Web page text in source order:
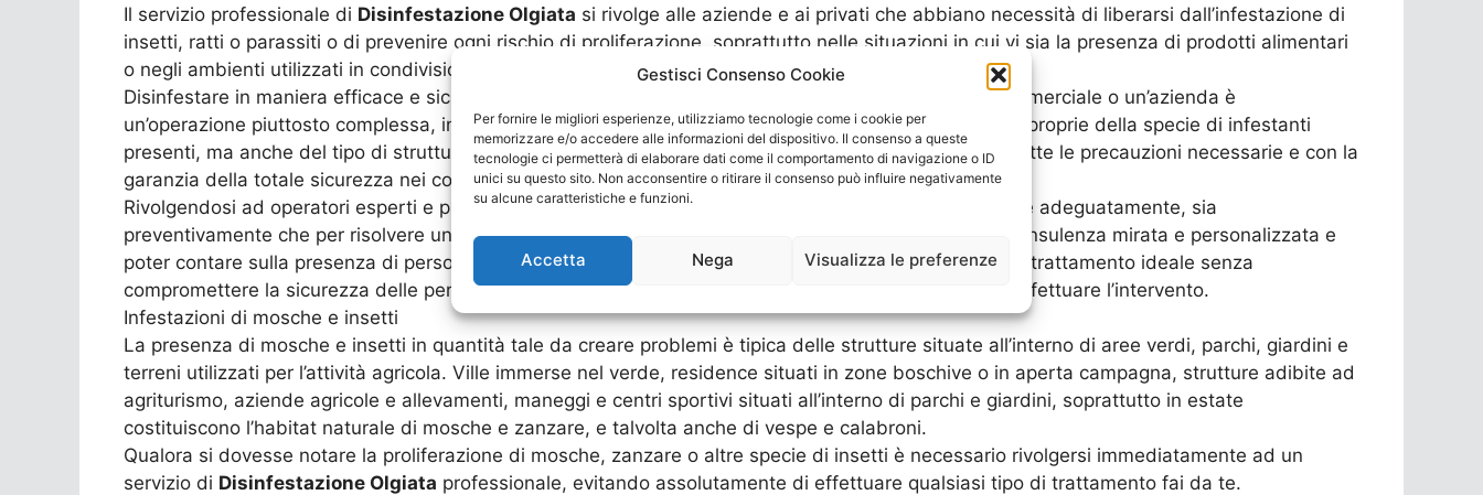
Gestisci Consenso Cookie
Per fornire le migliori esperienze, utilizziamo tecnologie come i cookie per
memorizzare e/o accedere alle informazioni del dispositivo. Il consenso a queste
tecnologie ci permetterà di elaborare dati come il comportamento di navigazione o ID
unici su questo sito. Non acconsentire o ritirare il consenso può influire negativamente
su alcune caratteristiche e funzioni.
Accetta Nega Visualizza le preferenze
Il servizio professionale di Disinfestazione Olgiata si rivolge alle aziende e ai privati che abbiano necessità di liberarsi dall’infestazione di
insetti, ratti o parassiti o di prevenire ogni rischio di proliferazione, soprattutto nelle situazioni in cui vi sia la presenza di prodotti alimentari
o negli ambienti utilizzati in condivisione da più persone.
Disinfestare in maniera efficace e sicura un ambiente residenziale, un luogo pubblico, uno spazio commerciale o un’azienda è
un’operazione piuttosto complessa, in quanto è necessario tenere conto non solo delle caratteristiche proprie della specie di infestanti
presenti, ma anche del tipo di struttura e delle persone che si trovano all’interno, al fine di agire con tutte le precauzioni necessarie e con la
garanzia della totale sicurezza nei confronti della natura e della salute.
Rivolgendosi ad operatori esperti e professionali, in grado di gestire qualsiasi problema e di intervenire adeguatamente, sia
preventivamente che per risolvere una presenza di infestanti già avvenuta, è possibile ricevere una consulenza mirata e personalizzata e
poter contare sulla presenza di personale qualificato, in grado di risolvere le diverse infestazioni con il trattamento ideale senza
compromettere la sicurezza delle persone che si trovano all’interno dell’ambiente dove è necessario effettuare l’intervento.
Infestazioni di mosche e insetti
La presenza di mosche e insetti in quantità tale da creare problemi è tipica delle strutture situate all’interno di aree verdi, parchi, giardini e
terreni utilizzati per l’attività agricola. Ville immerse nel verde, residence situati in zone boschive o in aperta campagna, strutture adibite ad
agriturismo, aziende agricole e allevamenti, maneggi e centri sportivi situati all’interno di parchi e giardini, soprattutto in estate
costituiscono l’habitat naturale di mosche e zanzare, e talvolta anche di vespe e calabroni.
Qualora si dovesse notare la proliferazione di mosche, zanzare o altre specie di insetti è necessario rivolgersi immediatamente ad un
servizio di Disinfestazione Olgiata professionale, evitando assolutamente di effettuare qualsiasi tipo di trattamento fai da te.